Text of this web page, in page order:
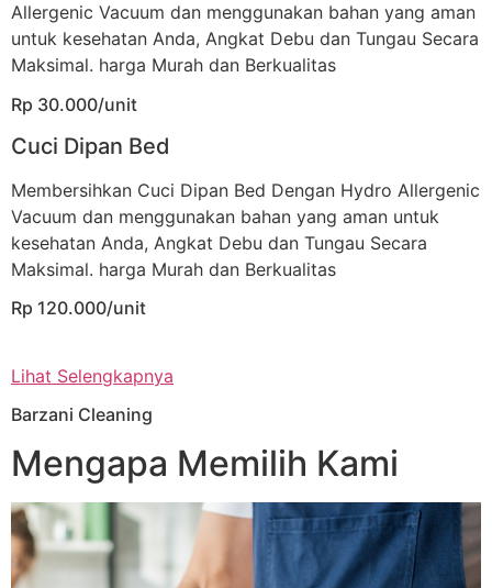
Allergenic Vacuum dan menggunakan bahan yang aman
untuk kesehatan Anda, Angkat Debu dan Tungau Secara
Maksimal. harga Murah dan Berkualitas
Rp 30.000/unit
Cuci Dipan Bed
Membersihkan Cuci Dipan Bed Dengan Hydro Allergenic
Vacuum dan menggunakan bahan yang aman untuk
kesehatan Anda, Angkat Debu dan Tungau Secara
Maksimal. harga Murah dan Berkualitas
Rp 120.000/unit
Lihat Selengkapnya
Barzani Cleaning
Mengapa Memilih Kami